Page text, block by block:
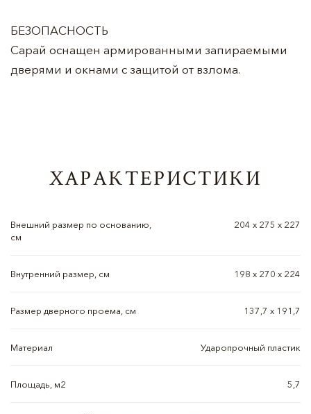
БЕЗОПАСНОСТЬ
Сарай оснащен армированными запираемыми
дверями и окнами с защитой от взлома.
ХАРАКТЕРИСТИКИ
Внешний размер по основанию,
см
204 х 275 х 227
Внутренний размер, см 198 х 270 х 224
Размер дверного проема, см 137,7 х 191,7
Материал Ударопрочный пластик
Площадь, м2 5,7